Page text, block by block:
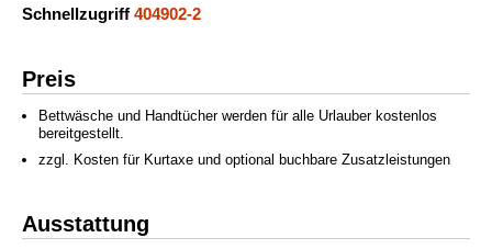
Schnellzugriff 404902-2
Preis
Bettwäsche und Handtücher werden für alle Urlauber kostenlos
bereitgestellt.
zzgl. Kosten für Kurtaxe und optional buchbare Zusatzleistungen
Ausstattung